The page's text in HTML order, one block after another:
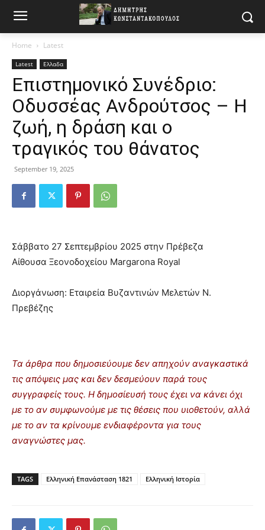
Home Latest
Latest Ελλαδα
Επιστημονικό Συνέδριο:
Οδυσσέας Ανδρούτσος – Η
ζωή, η δράση και ο
τραγικός του θάνατος
September 19, 2025
Σάββατο 27 Σεπτεμβρίου 2025 στην Πρέβεζα
Αίθουσα Ξεονοδοχείου Margarona Royal
Διοργάνωση: Εταιρεία Βυζαντινών Μελετών Ν.
Πρεβέζης
Τα άρθρα που δημοσιεύουμε δεν απηχούν αναγκαστικά
τις απόψεις μας και δεν δεσμεύουν παρά τους
συγγραφείς τους. Η δημοσίευσή τους έχει να κάνει όχι
με το αν συμφωνούμε με τις θέσεις που υιοθετούν, αλλά
με το αν τα κρίνουμε ενδιαφέροντα για τους
αναγνώστες μας.
TAGS Ελληνική Επανάσταση 1821 Ελληνική Ιστορία